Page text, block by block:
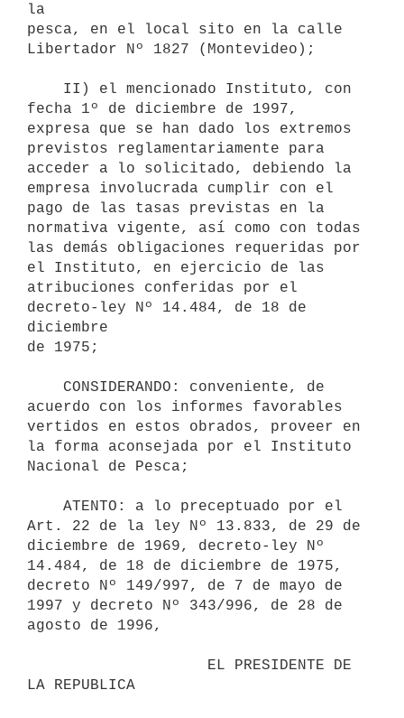
la
pesca, en el local sito en la calle
Libertador Nº 1827 (Montevideo);
fecha 1º de diciembre de 1997,
expresa que se han dado los extremos
previstos reglamentariamente para
acceder a lo solicitado, debiendo la
empresa involucrada cumplir con el
pago de las tasas previstas en la
normativa vigente, así como con todas
las demás obligaciones requeridas por
el Instituto, en ejercicio de las
atribuciones conferidas por el
decreto-ley Nº 14.484, de 18 de
diciembre
de 1975;
acuerdo con los informes favorables
vertidos en estos obrados, proveer en
la forma aconsejada por el Instituto
Nacional de Pesca;
Art. 22 de la ley Nº 13.833, de 29 de
diciembre de 1969, decreto-ley Nº
14.484, de 18 de diciembre de 1975,
decreto Nº 149/997, de 7 de mayo de
1997 y decreto Nº 343/996, de 28 de
agosto de 1996,
LA REPUBLICA